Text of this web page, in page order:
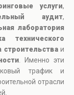
услуги,
аудит,
лаборатория
технического
строительстваи
. Именно эти
трафик и
отрасли